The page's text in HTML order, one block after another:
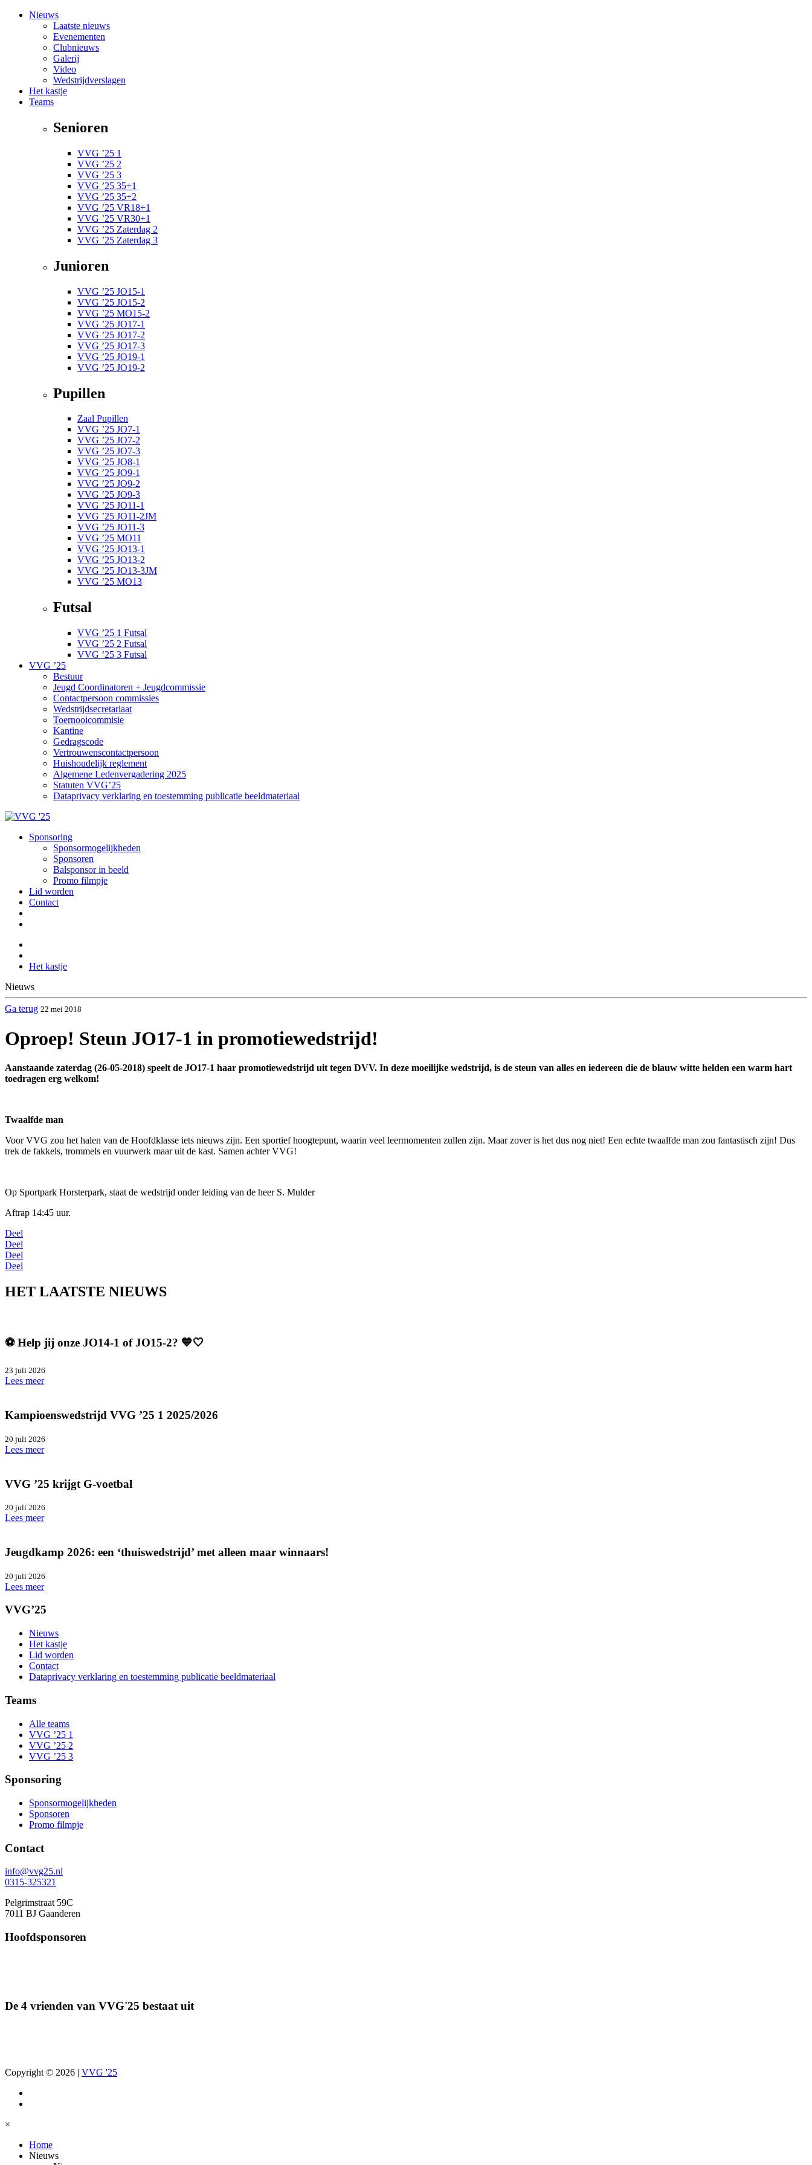
Nieuws
Laatste nieuws
Evenementen
Clubnieuws
Galerij
Video
Wedstrijdverslagen
Het kastje
Teams
Senioren
VVG ’25 1
VVG ’25 2
VVG ’25 3
VVG ’25 35+1
VVG ’25 35+2
VVG ’25 VR18+1
VVG ’25 VR30+1
VVG ’25 Zaterdag 2
VVG ’25 Zaterdag 3
Junioren
VVG ’25 JO15-1
VVG ’25 JO15-2
VVG ’25 MO15-2
VVG ’25 JO17-1
VVG ’25 JO17-2
VVG ’25 JO17-3
VVG ’25 JO19-1
VVG ’25 JO19-2
Pupillen
Zaal Pupillen
VVG ’25 JO7-1
VVG ’25 JO7-2
VVG ’25 JO7-3
VVG ’25 JO8-1
VVG ’25 JO9-1
VVG ’25 JO9-2
VVG ’25 JO9-3
VVG ’25 JO11-1
VVG ’25 JO11-2JM
VVG ’25 JO11-3
VVG ’25 MO11
VVG ’25 JO13-1
VVG ’25 JO13-2
VVG ’25 JO13-3JM
VVG ’25 MO13
Futsal
VVG ’25 1 Futsal
VVG ’25 2 Futsal
VVG ’25 3 Futsal
VVG ’25
Bestuur
Jeugd Coordinatoren + Jeugdcommissie
Contactpersoon commissies
Wedstrijdsecretariaat
Toernooicommisie
Kantine
Gedragscode
Vertrouwenscontactpersoon
Huishoudelijk reglement
Algemene Ledenvergadering 2025
Statuten VVG’25
Dataprivacy verklaring en toestemming publicatie beeldmateriaal
Sponsoring
Sponsormogelijkheden
Sponsoren
Balsponsor in beeld
Promo filmpje
Lid worden
Contact
Het kastje
Nieuws
Ga terug 22 mei 2018
Oproep! Steun JO17-1 in promotiewedstrijd!
Aanstaande zaterdag (26-05-2018) speelt de JO17-1 haar promotiewedstrijd uit tegen DVV. In deze moeilijke wedstrijd, is de steun van alles en iedereen die de blauw witte helden een warm hart
toedragen erg welkom!
Twaalfde man
Voor VVG zou het halen van de Hoofdklasse iets nieuws zijn. Een sportief hoogtepunt, waarin veel leermomenten zullen zijn. Maar zover is het dus nog niet! Een echte twaalfde man zou fantastisch zijn! Dus
trek de fakkels, trommels en vuurwerk maar uit de kast. Samen achter VVG!
Op Sportpark Horsterpark, staat de wedstrijd onder leiding van de heer S. Mulder
Aftrap 14:45 uur.
Deel
Deel
Deel
Deel
HET LAATSTE NIEUWS
⚽️ Help jij onze JO14-1 of JO15-2? 💙🤍
23 juli 2026
Lees meer
Kampioenswedstrijd VVG ’25 1 2025/2026
20 juli 2026
Lees meer
VVG ’25 krijgt G-voetbal
20 juli 2026
Lees meer
Jeugdkamp 2026: een ‘thuiswedstrijd’ met alleen maar winnaars!
20 juli 2026
Lees meer
VVG’25
Nieuws
Het kastje
Lid worden
Contact
Dataprivacy verklaring en toestemming publicatie beeldmateriaal
Teams
Alle teams
VVG ’25 1
VVG ’25 2
VVG ’25 3
Sponsoring
Sponsormogelijkheden
Sponsoren
Promo filmpje
Contact
info@vvg25.nl
0315-325321
Pelgrimstraat 59C
7011 BJ Gaanderen
Hoofdsponsoren
De 4 vrienden van VVG'25 bestaat uit
Copyright © 2026 | VVG '25
×
Home
Nieuws